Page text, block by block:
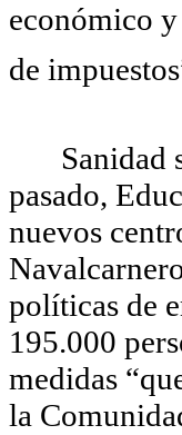
económico
de
Sanidad
pasado,
nuevos
políticas de
195.000
medidas
la